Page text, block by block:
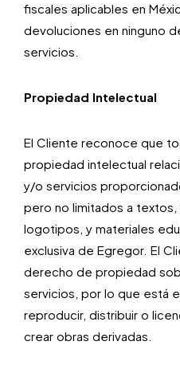
fiscales aplicables en
devoluciones en ninguno
servicios.
Propiedad Intelectual
El Cliente reconoce que
propiedad intelectual
y/o servicios
pero no limitados a
logotipos, y materiales
exclusiva de Egregor. El
derecho de propiedad
servicios, por lo que está
reproducir, distribuir o
crear obras derivadas.